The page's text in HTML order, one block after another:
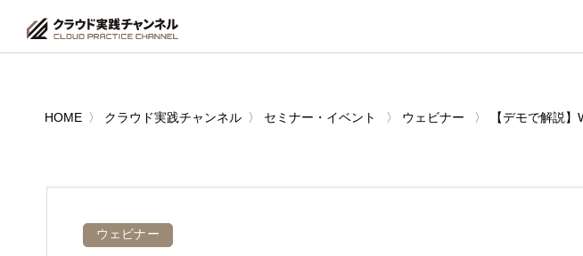
HOME クラウド実践チャンネル セミナー・イベント ウェビナー 【デモで解説
ウェビナー